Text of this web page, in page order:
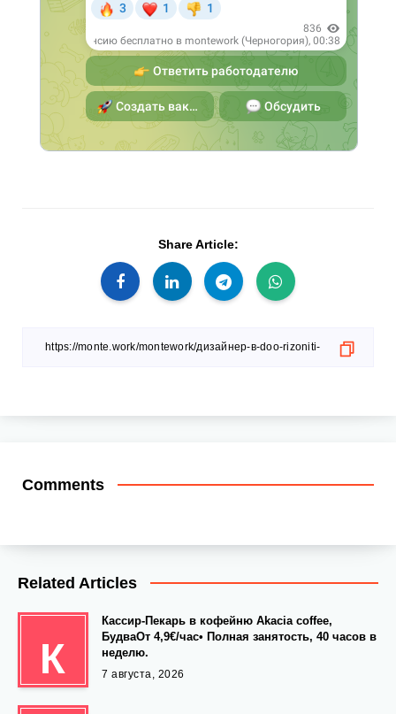
Share Article:
Comments
Related Articles
К
Кассир-Пекарь в кофейню Akacia coffee,
БудваОт 4,9€/час• Полная занятость, 40 часов в
неделю.
7 августа, 2026